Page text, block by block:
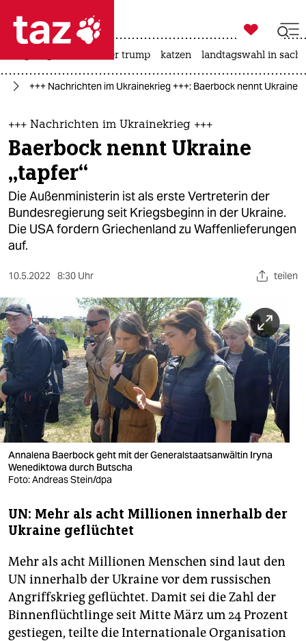
 taz zahl ich
taz zahl ich
themen
politik
öko
gesellschaft
kultur
sport
berlin
nord
wahrheit
verlag
verlag
veranstaltungen
shop
fragen & hilfe
unterstützen
abo
genossenschaft
epaper login

taz zahl ich
usa unter trump katzen landtagswahl in
+++ Nachrichten im Ukrainekrieg +++: Baerbock nennt Ukraine
+++ Nachrichten im Ukrainekrieg +++
Baerbock nennt Ukraine
„tapfer“
Die Außenministerin ist als erste Vertreterin der
Bundesregierung seit Kriegsbeginn in der Ukraine.
Die USA fordern Griechenland zu Waffenlieferungen
auf.
10.5.2022 8:30 Uhr teilen
Annalena Baerbock geht mit der Generalstaatsanwältin Iryna
Wenediktowa durch Butscha
Foto: Andreas Stein/dpa
UN: Mehr als acht Millionen innerhalb der
Ukraine geflüchtet
Mehr als acht Millionen Menschen sind laut den
UN innerhalb der Ukraine vor dem russischen
Angriffskrieg geflüchtet. Damit sei die Zahl der
Binnenflüchtlinge seit Mitte März um 24 Prozent
gestiegen, teilte die Internationale Organisation